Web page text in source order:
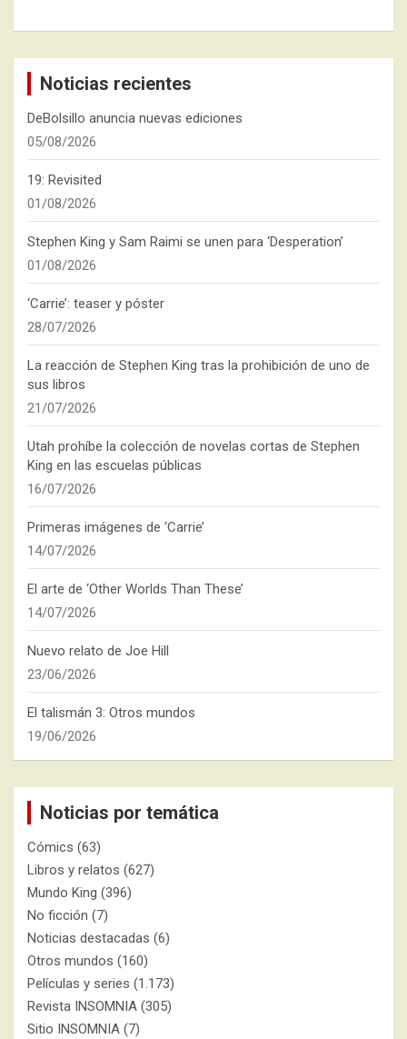
Noticias recientes
DeBolsillo anuncia nuevas ediciones
05/08/2026
19: Revisited
01/08/2026
Stephen King y Sam Raimi se unen para ‘Desperation’
01/08/2026
‘Carrie’: teaser y póster
28/07/2026
La reacción de Stephen King tras la prohibición de uno de
sus libros
21/07/2026
Utah prohíbe la colección de novelas cortas de Stephen
King en las escuelas públicas
16/07/2026
Primeras imágenes de ‘Carrie’
14/07/2026
El arte de ‘Other Worlds Than These’
14/07/2026
Nuevo relato de Joe Hill
23/06/2026
El talismán 3: Otros mundos
19/06/2026
Noticias por temática
Cómics (63)
Libros y relatos (627)
Mundo King (396)
No ficción (7)
Noticias destacadas (6)
Otros mundos (160)
Películas y series (1.173)
Revista INSOMNIA (305)
Sitio INSOMNIA (7)